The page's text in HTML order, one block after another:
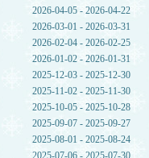
2026-04-05 - 2026-04-22
2026-03-01 - 2026-03-31
2026-02-04 - 2026-02-25
2026-01-02 - 2026-01-31
2025-12-03 - 2025-12-30
2025-11-02 - 2025-11-30
2025-10-05 - 2025-10-28
2025-09-07 - 2025-09-27
2025-08-01 - 2025-08-24
2025-07-06 - 2025-07-30